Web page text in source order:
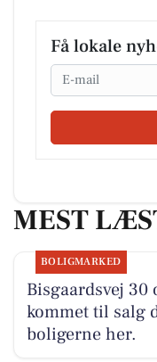
Få lokale
Email
MEST
BOLIGMARKED
Bisgaardsvej 30
kommet til salg
boligerne her.